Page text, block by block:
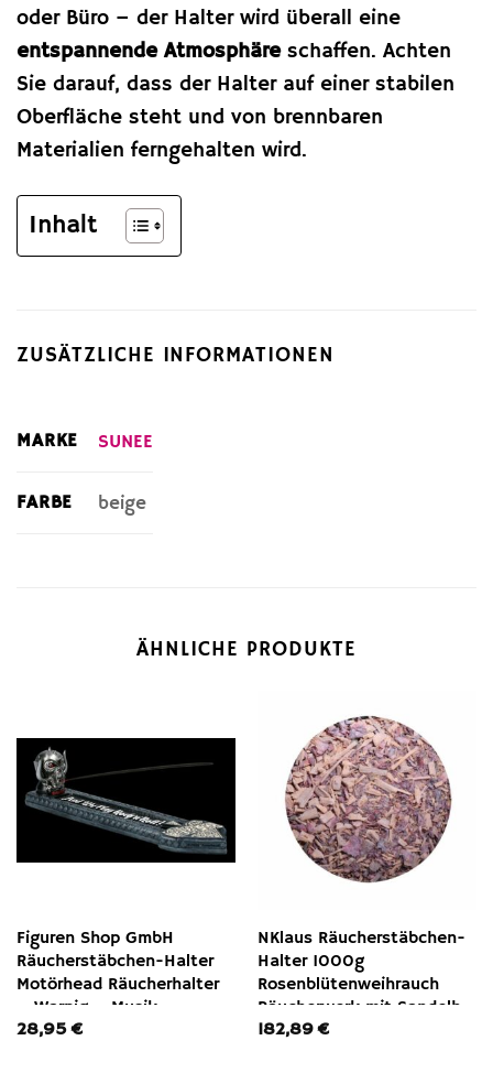
oder Büro – der Halter wird überall eine
entspannende Atmosphäreschaffen. Achten
Sie darauf, dass der Halter auf einer stabilen
Oberfläche steht und von brennbaren
Materialien ferngehalten wird.
Inhalt
ZUSÄTZLICHE INFORMATIONEN
MARKE SUNEE
FARBE beige
ÄHNLICHE PRODUKTE
Figuren Shop GmbH
Räucherstäbchen-Halter
Motörhead Räucherhalter
– Warpig – Musik
Merchandise
28,95€
NKlaus Räucherstäbchen-
Halter 1000g
Rosenblütenweihrauch
Räucherwerk mit Sandelh,
Räucherwerk
182,89€